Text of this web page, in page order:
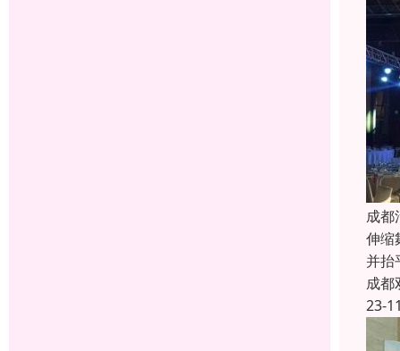
成都
伸缩
并抬
成都
23-